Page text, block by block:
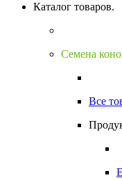
Каталог товаров.
Семена
Все